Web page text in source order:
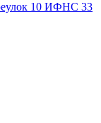
ИФНС 33